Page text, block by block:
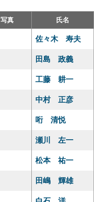
写真 氏名
佐々木 寿夫
田島 政義
工藤 耕一
中村 正彦
哘 清悦
瀬川 左一
松本 祐一
田嶋 輝雄